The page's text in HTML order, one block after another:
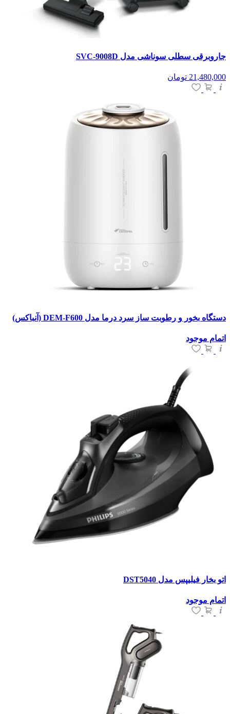
جاروبرقی سطلی سوناشی مدل SVC-9008D
21,480,000 تومان
دستگاه بخور و رطوبت ساز سرد درما مدل DEM-F600 (آنباکس)
اتمام موجود
اتو بخار فیلیپس مدل DST5040
اتمام موجود